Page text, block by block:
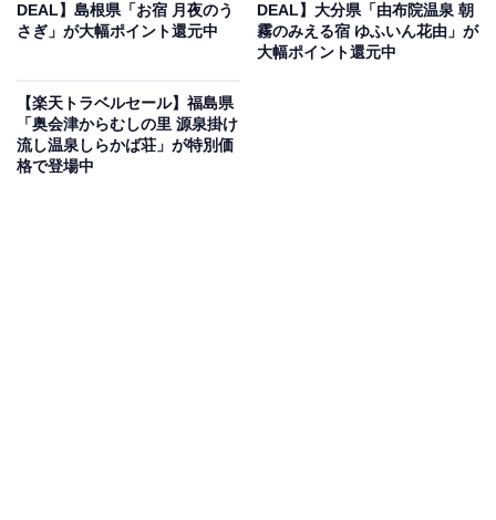
楽天トラベルでホテルを見る
この宿泊施設のおすすめポイントは？
DEAL】島根県「お宿 月夜のう
さぎ」が大幅ポイント還元中
DEAL】大分県「由布院温泉 朝
霧のみえる宿 ゆふいん花由」が
大幅ポイント還元中
【楽天トラベルセール】福島県
「奥会津からむしの里 源泉掛け
流し温泉しらかば荘」が特別価
格で登場中